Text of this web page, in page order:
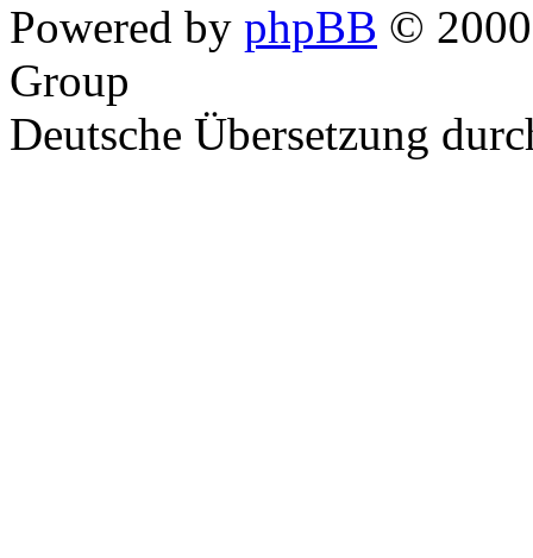
Powered by phpBB ©
Group
Deutsche Übersetzung